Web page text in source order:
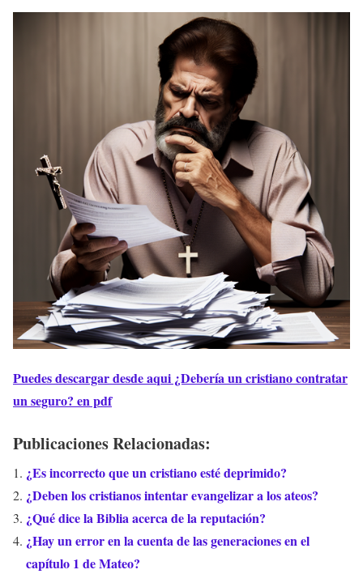
Puedes descargar desde aqui ¿Debería un cristiano contratar
un seguro? en pdf
Publicaciones Relacionadas:
¿Es incorrecto que un cristiano esté deprimido?
¿Deben los cristianos intentar evangelizar a los ateos?
¿Qué dice la Biblia acerca de la reputación?
¿Hay un error en la cuenta de las generaciones en el
capítulo 1 de Mateo?